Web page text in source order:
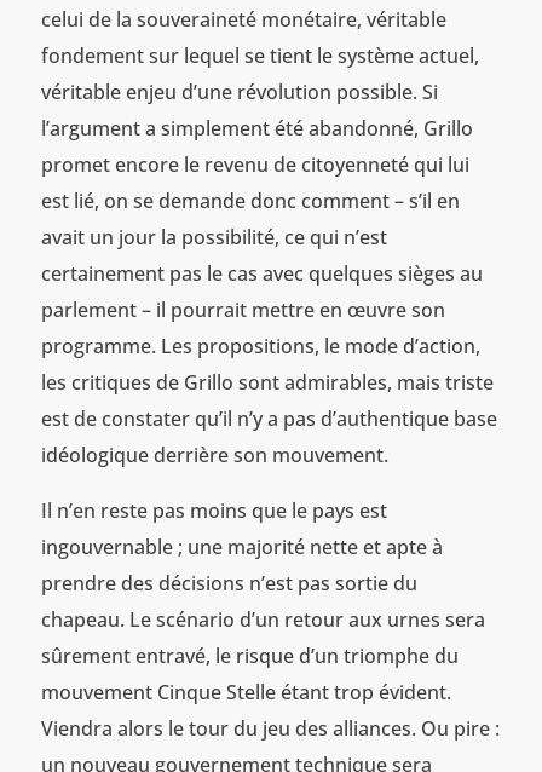
celui de la souveraineté monétaire, véritable
fondement sur lequel se tient le système actuel,
véritable enjeu d’une révolution possible. Si
l’argument a simplement été abandonné, Grillo
promet encore le revenu de citoyenneté qui lui
est lié, on se demande donc comment – s’il en
avait un jour la possibilité, ce qui n’est
certainement pas le cas avec quelques sièges au
parlement – il pourrait mettre en œuvre son
programme. Les propositions, le mode d’action,
les critiques de Grillo sont admirables, mais triste
est de constater qu’il n’y a pas d’authentique base
idéologique derrière son mouvement.
Il n’en reste pas moins que le pays est
ingouvernable ; une majorité nette et apte à
prendre des décisions n’est pas sortie du
chapeau. Le scénario d’un retour aux urnes sera
sûrement entravé, le risque d’un triomphe du
mouvement Cinque Stelle étant trop évident.
Viendra alors le tour du jeu des alliances. Ou pire :
un nouveau gouvernement technique sera